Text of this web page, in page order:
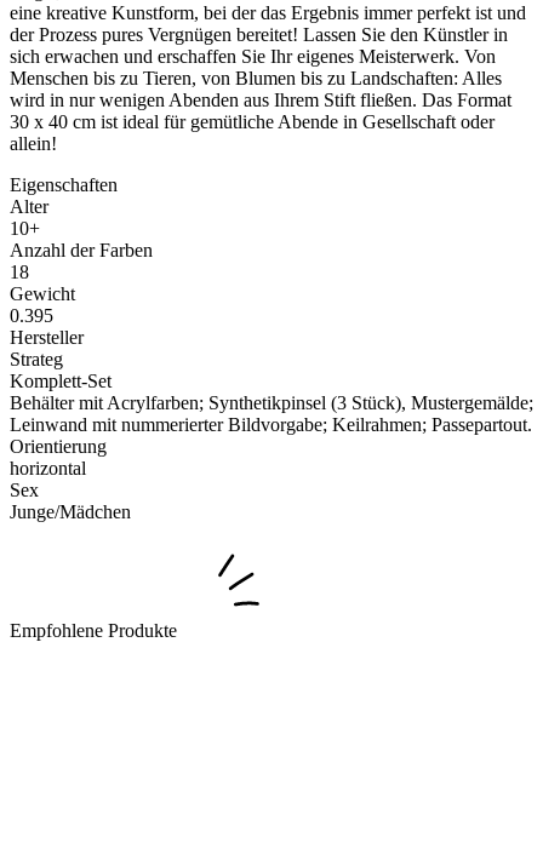
eine kreative Kunstform, bei der das Ergebnis immer perfekt ist und
der Prozess pures Vergnügen bereitet! Lassen Sie den Künstler in
sich erwachen und erschaffen Sie Ihr eigenes Meisterwerk. Von
Menschen bis zu Tieren, von Blumen bis zu Landschaften: Alles
wird in nur wenigen Abenden aus Ihrem Stift fließen. Das Format
30 x 40 cm ist ideal für gemütliche Abende in Gesellschaft oder
allein!
Eigenschaften
Alter
10+
Anzahl der Farben
18
Gewicht
0.395
Hersteller
Strateg
Komplett-Set
Behälter mit Acrylfarben; Synthetikpinsel (3 Stück), Mustergemälde;
Leinwand mit nummerierter Bildvorgabe; Keilrahmen; Passepartout.
Orientierung
horizontal
Sex
Junge/Mädchen
Empfohlene Produkte